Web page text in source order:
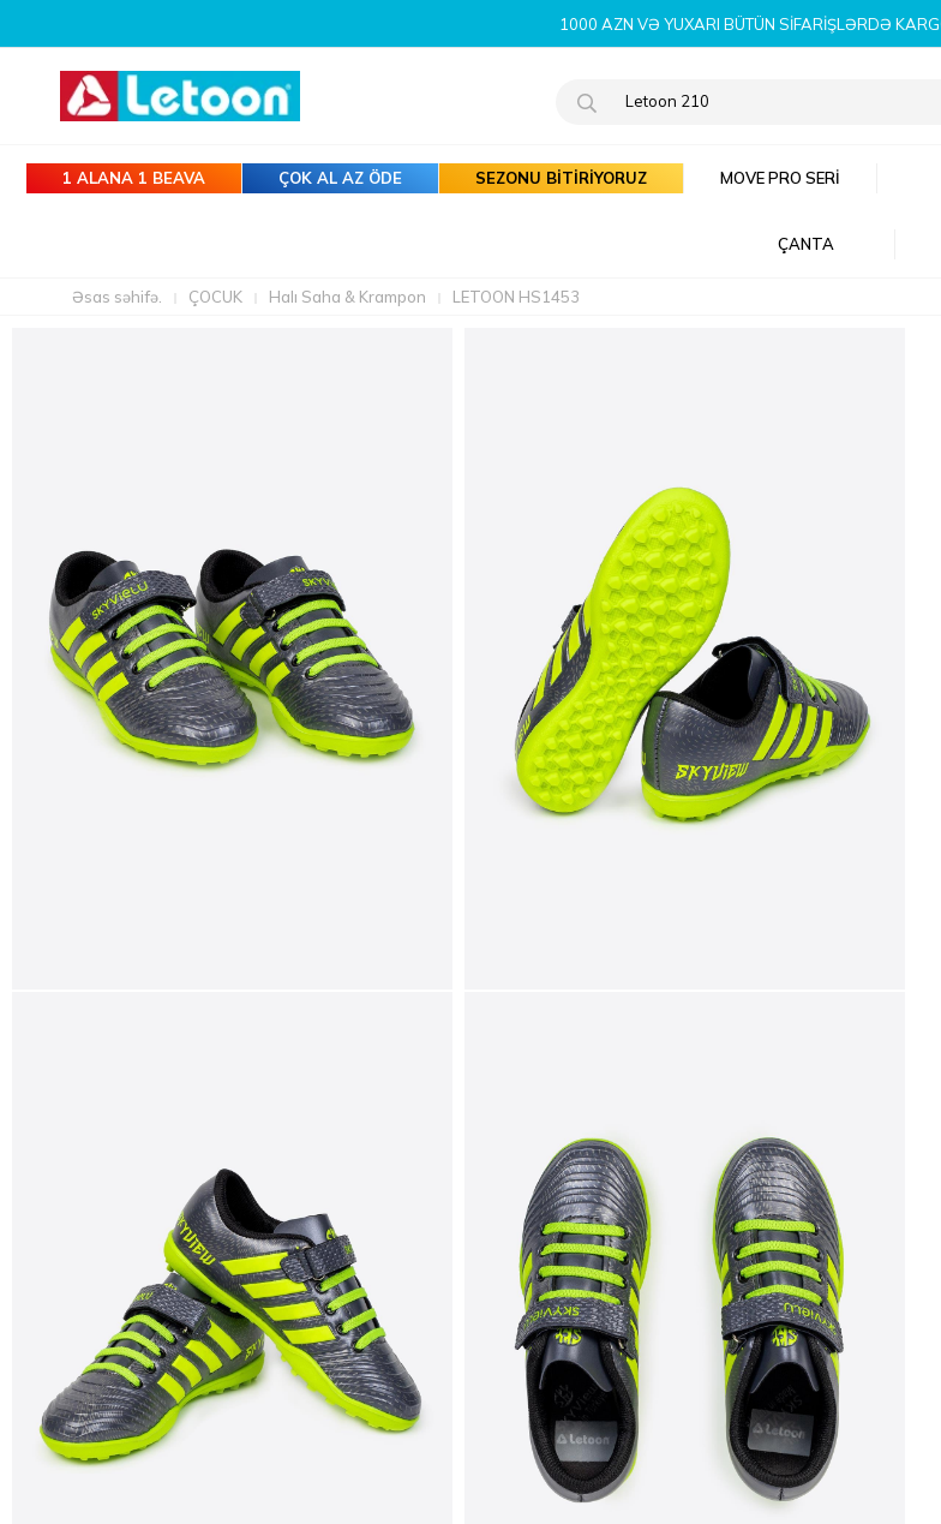
1 ALANA 1 BEAVA ÇOK AL AZ ÖDE SEZONU BİTİRİYORUZ MOVE PRO SERI
ÇANTA
Əsas səhifə. ÇOCUK Halı Saha & Krampon LETOON HS1453